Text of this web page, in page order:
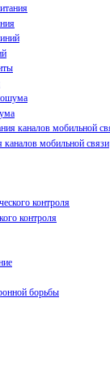
мобильной связи
контроля
борьбы